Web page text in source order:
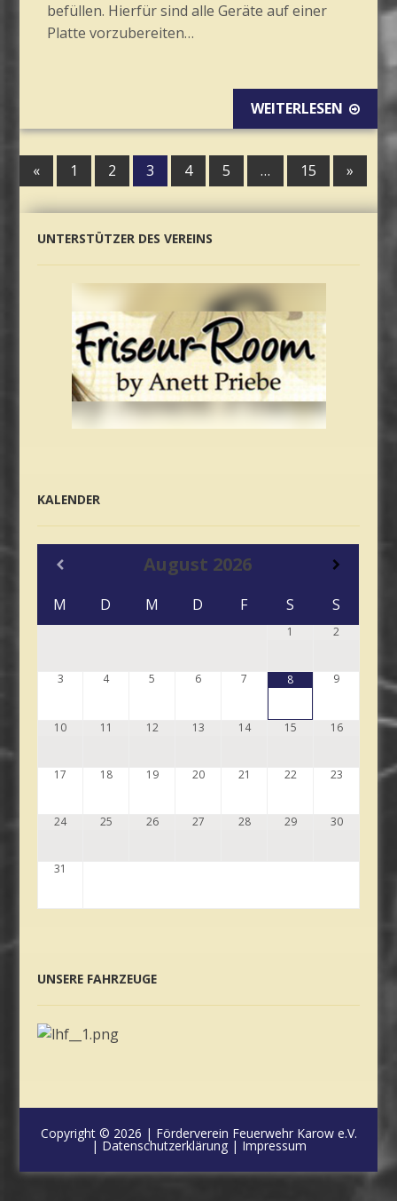
befüllen. Hierfür sind alle Geräte auf einer
Platte vorzubereiten…
WEITERLESEN
« 1 2 3 4 5 … 15 »
UNTERSTÜTZER DES VEREINS
KALENDER
August 2026
M D M D F S S
1 2
3 4 5 6 7 8 9
10 11 12 13 14 15 16
17 18 19 20 21 22 23
24 25 26 27 28 29 30
31
UNSERE FAHRZEUGE
Copyright © 2026 | Förderverein Feuerwehr Karow e.V.
| Datenschutzerklärung| Impressum